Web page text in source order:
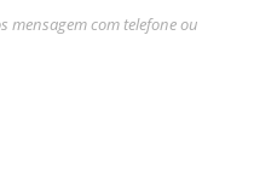
mensagem com telefone ou